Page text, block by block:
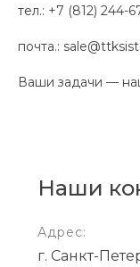
тел.: +7 (812) 244-
почта.:
Ваши задачи —
Наши
Адрес:
г. Санкт-